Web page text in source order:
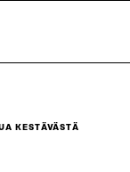
KESTÄVÄSTÄ